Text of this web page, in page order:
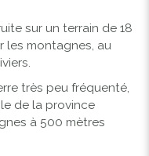
sur un terrain de 18
les montagnes, au
très peu fréquenté,
de la province
à 500 mètres